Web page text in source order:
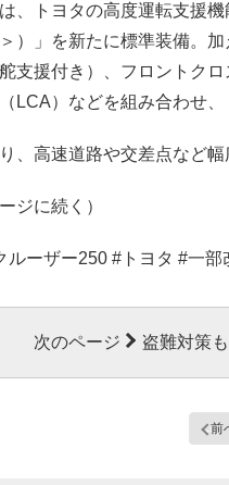
、トヨタの高度運転支援
）」を新たに標準装備。
支援付き）、フロントク
LCA）などを組み合わせ
、高速道路や交差点など
ジに続く）
ルーザー250 #トヨタ #一
次のページ 盗難対策
前